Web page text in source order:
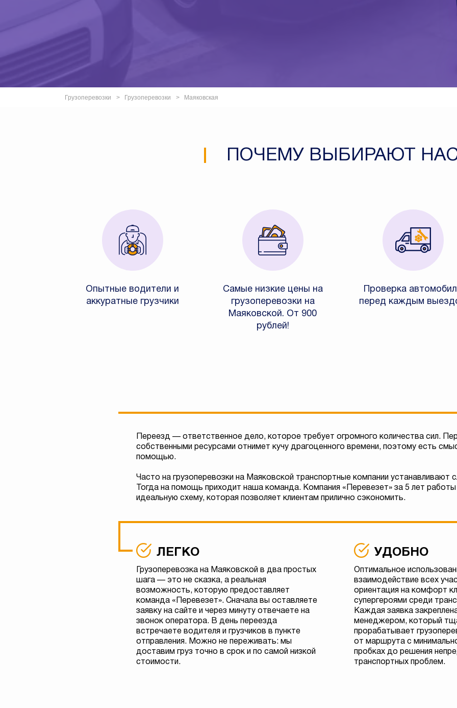
Грузоперевозки Грузоперевозки Маяковская
ПОЧЕМУ ВЫБИРАЮТ
Опытные водители и
аккуратные грузчики
Самые низкие цены на
грузоперевозки на
Маяковской. От 900
рублей!
Проверка
перед каждым
Переезд — ответственное дело, которое требует огромного количества сил.
собственными ресурсами отнимет кучу драгоценного времени, поэтому есть
помощью.
Часто на грузоперевозки на Маяковской транспортные компании устанавливают
Тогда на помощь приходит наша команда. Компания «Перевезет» за 5 лет
идеальную схему, которая позволяет клиентам прилично сэкономить.
ЛЕГКО
Грузоперевозка на Маяковской в два простых
шага — это не сказка, а реальная
возможность, которую предоставляет
команда «Перевезет». Сначала вы оставляете
заявку на сайте и через минуту отвечаете на
звонок оператора. В день переезда
встречаете водителя и грузчиков в пункте
отправления. Можно не переживать: мы
доставим груз точно в срок и по самой низкой
стоимости.
УДОБНО
Оптимальное
взаимодействие всех
ориентация на комфорт
супергероями среди
Каждая заявка
менеджером, который
прорабатывает
от маршрута с
пробках до решения
транспортных проблем.